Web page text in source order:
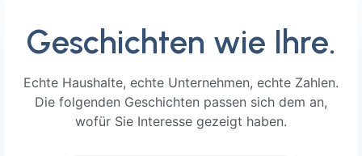
Geschichten wie Ihre.
Echte Haushalte, echte Unternehmen, echte Zahlen.
Die folgenden Geschichten passen sich dem an,
wofür Sie Interesse gezeigt haben.